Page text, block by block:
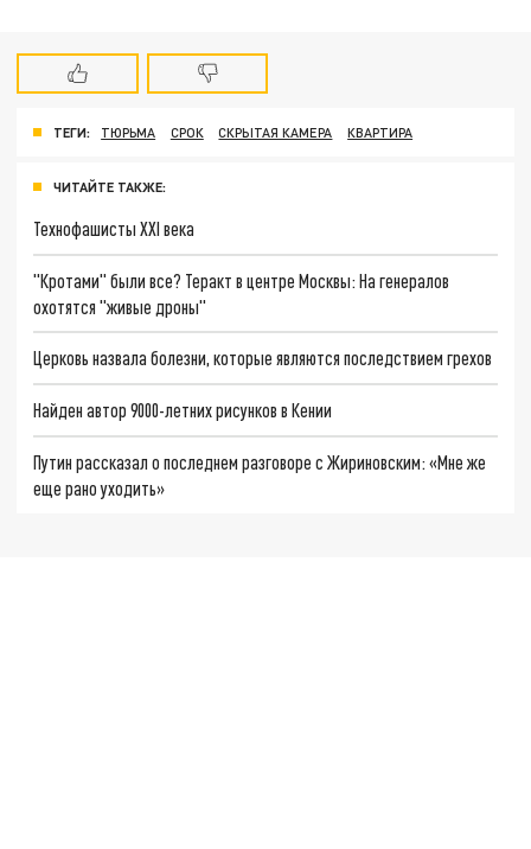
ТЕГИ: ТЮРЬМА СРОК СКРЫТАЯ КАМЕРА КВАРТИРА
ЧИТАЙТЕ ТАКЖЕ:
Технофашисты XXI века
"Кротами" были все? Теракт в центре Москвы: На генералов
охотятся "живые дроны"
Церковь назвала болезни, которые являются последствием грехов
Найден автор 9000-летних рисунков в Кении
Путин рассказал о последнем разговоре с Жириновским: «Мне же
еще рано уходить»